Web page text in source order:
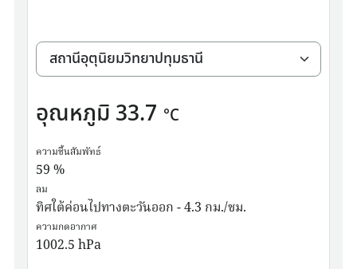
อุณหภูมิ 33.7 °C
ความชื้นสัมพัทธ์
59%
ลม
ทิศใต้ค่อนไปทางตะวันออก - 4.3 กม./ชม.
ความกดอากาศ
1002.5hPa